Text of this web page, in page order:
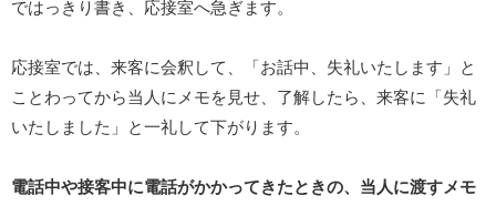
ではっきり書き、応接室へ急ぎます。
応接室では、来客に会釈して、「お話中、失礼いたします」と
ことわってから当人にメモを見せ、了解したら、来客に「失礼
いたしました」と一礼して下がります。
電話中や接客中に電話がかかってきたときの、当人に渡すメモ